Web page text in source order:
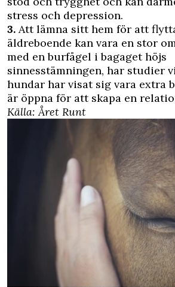
stress och depression.
3. Att lämna sitt hem för att
äldreboende kan vara en stor
med en burfågel i bagaget höjs
sinnesstämningen, har studier
hundar har visat sig vara extra
är öppna för att skapa en
Källa: Året Runt